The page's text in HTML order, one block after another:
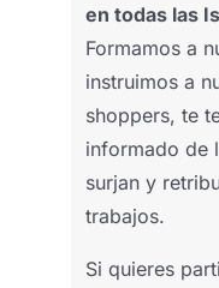
en todas las
Formamos a
instruimos a
shoppers, te
informado de
surjan y
trabajos.
Si quieres